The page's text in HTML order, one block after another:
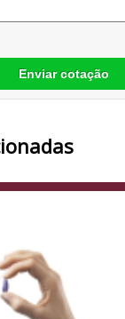
Enviar cotação